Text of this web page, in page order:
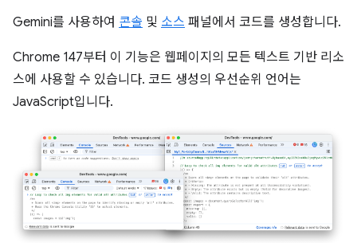
Gemini를 사용하여 콘솔 및 소스 패널에서 코드를 생성합니다.
Chrome 147부터 이 기능은 웹페이지의 모든 텍스트 기반 리소
스에 사용할 수 있습니다. 코드 생성의 우선순위 언어는
JavaScript입니다.